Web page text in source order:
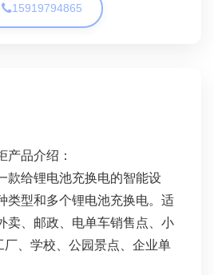
15919794865
产品介绍：
款给锂电池充换电的智能设
类型和多个锂电池充换电。适
卖、邮政、电单车销售点、小
厂、学校、公园景点、企业单